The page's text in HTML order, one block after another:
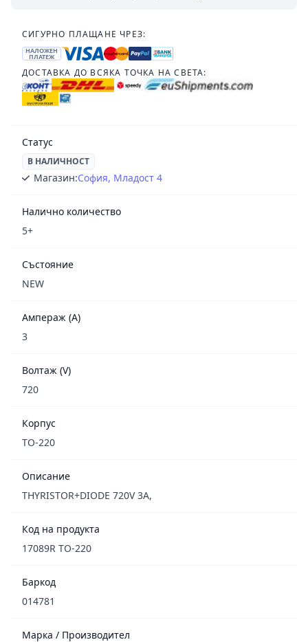
СИГУРНО ПЛАЩАНЕ ЧРЕЗ:
НАЛОЖЕН
ПЛАТЕЖ
ДОСТАВКА ДО ВСЯКА ТОЧКА НА СВЕТА:
Статус
В НАЛИЧНОСТ
Магазин:София, Младост 4
Налично количество
5+
Състояние
NEW
Ампераж (A)
3
Волтаж (V)
720
Корпус
TO-220
Описание
THYRISTOR+DIODE 720V 3A,
Код на продукта
17089R TO-220
Баркод
014781
Марка / Производител